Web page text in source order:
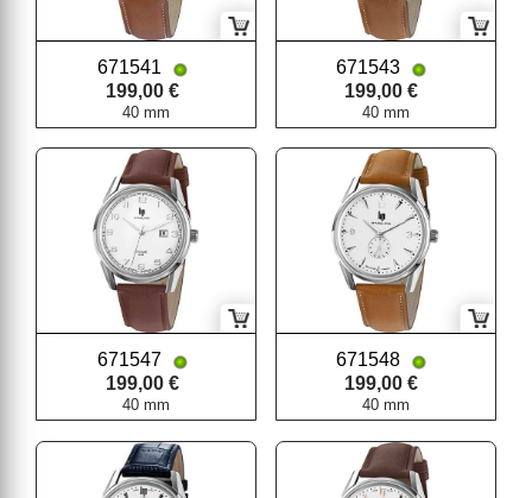
671541
199,00 €
40 mm
671543
199,00 €
40 mm
671547
199,00 €
40 mm
671548
199,00 €
40 mm